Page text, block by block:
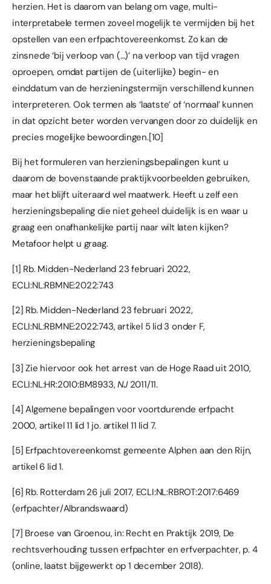
herzien. Het is daarom van belang om vage, multi-
interpretabele termen zoveel mogelijk te vermijden bij het
opstellen van een erfpachtovereenkomst. Zo kan de
zinsnede ‘bij verloop van (…)’ na verloop van tijd vragen
oproepen, omdat partijen de (uiterlijke) begin- en
einddatum van de herzieningstermijn verschillend kunnen
interpreteren. Ook termen als ‘laatste’ of ‘normaal’ kunnen
in dat opzicht beter worden vervangen door zo duidelijk en
precies mogelijke bewoordingen.[10]
Bij het formuleren van herzieningsbepalingen kunt u
daarom de bovenstaande praktijkvoorbeelden gebruiken,
maar het blijft uiteraard wel maatwerk. Heeft u zelf een
herzieningsbepaling die niet geheel duidelijk is en waar u
graag een onafhankelijke partij naar wilt laten kijken?
Metafoor helpt u graag.
[1] Rb. Midden-Nederland 23 februari 2022,
ECLI:NL:RBMNE:2022:743
[2] Rb. Midden-Nederland 23 februari 2022,
ECLI:NL:RBMNE:2022:743, artikel 5 lid 3 onder F,
herzieningsbepaling
[3] Zie hiervoor ook het arrest van de Hoge Raad uit 2010,
ECLI:NL:HR:2010:BM8933,NJ 2011/11.
[4] Algemene bepalingen voor voortdurende erfpacht
2000, artikel 11 lid 1 jo. artikel 11 lid 7.
[5] Erfpachtovereenkomst gemeente Alphen aan den Rijn,
artikel 6 lid 1.
[6] Rb. Rotterdam 26 juli 2017, ECLI:NL:RBROT:2017:6469
(erfpachter/Albrandswaard)
[7] Broese van Groenou, in: Recht en Praktijk 2019, De
rechtsverhouding tussen erfpachter en erfverpachter, p. 4
(online, laatst bijgewerkt op 1 december 2018).